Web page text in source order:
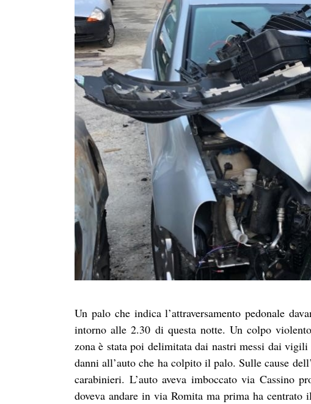
Un palo che indica l’attraversamento pedonale
intorno alle 2.30 di questa notte. Un colpo
zona è stata poi delimitata dai nastri messi dai
danni all’auto che ha colpito il palo. Sulle cause
carabinieri. L’auto aveva imboccato via Cassino
doveva andare in via Romita ma prima ha